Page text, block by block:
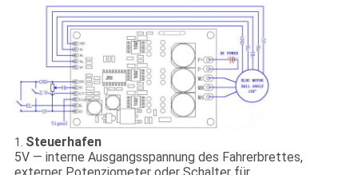
1. Steuerhafen
5V — interne Ausgangsspannung des Fahrerbrettes,